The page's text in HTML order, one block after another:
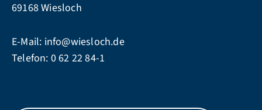
69168 Wiesloch
E-Mail: info@wiesloch.de
Telefon: 0 62 22 84-1